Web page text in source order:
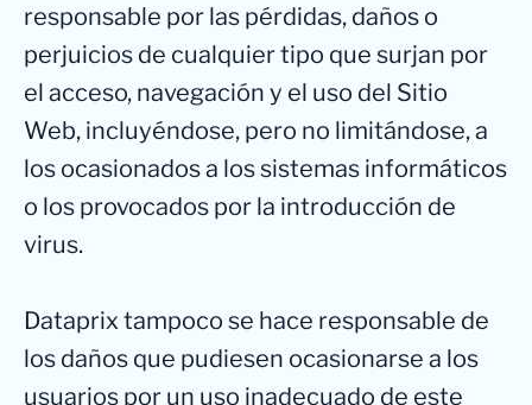
responsable por las pérdidas, daños o
perjuicios de cualquier tipo que surjan por
el acceso, navegación y el uso del Sitio
Web, incluyéndose, pero no limitándose, a
los ocasionados a los sistemas informáticos
o los provocados por la introducción de
virus.
Dataprix tampoco se hace responsable de
los daños que pudiesen ocasionarse a los
usuarios por un uso inadecuado de este